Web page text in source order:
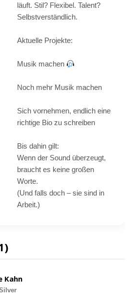
läuft. Stil? Flexibel. Talent?
Selbstverständlich.
Aktuelle Projekte:
Musik machen
Noch mehr Musik machen
Sich vornehmen, endlich eine
richtige Bio zu schreiben
Bis dahin gilt:
Wenn der Sound überzeugt,
braucht es keine großen
Worte.
(Und falls doch – sie sind in
Arbeit.)
Kahn